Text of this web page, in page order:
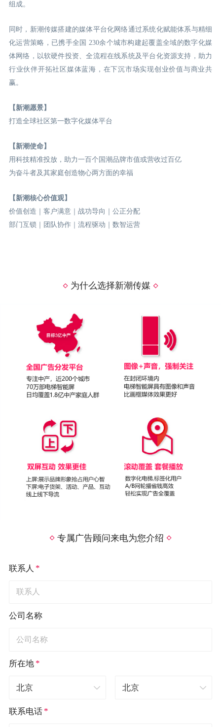
组成。
同时，新潮传媒搭建的媒体平台化网络通过系统化赋能体系与精细
化运营策略，已携手全国 230余个城市构建起覆盖全域的数字化媒
体网络，以软硬件投资、全流程在线系统及平台化资源支持，助力
行业伙伴开拓社区媒体蓝海，在下沉市场实现创业价值与商业共
赢。
【新潮愿景】
打造全球社区第一数字化媒体平台
【新潮使命】
用科技精准投放，助力一百个国潮品牌市值或营收过百亿
为奋斗者及其家庭创造物心两方面的幸福
【新潮核心价值观】
价值创造｜客户满意｜战功导向｜公正分配
部门互锁｜团队协作｜流程驱动｜数智运营
为什么选择新潮传媒
专属广告顾问来电为您介绍
联系人 *
公司名称
所在地 *
联系电话 *